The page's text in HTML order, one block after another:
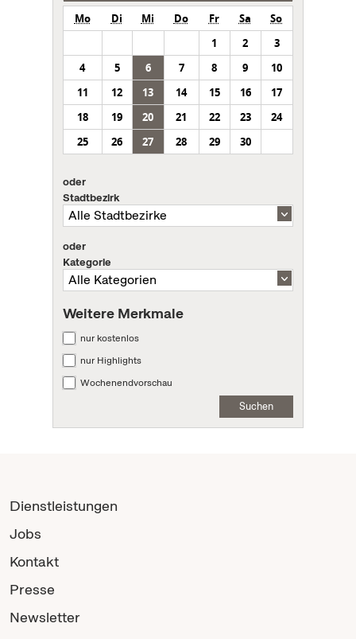
Mo Di Mi Do Fr Sa
So
1
2
3
4
5 6 7 8 9
10
11
12 13 14 15 16
17
18
19 20 21 22 23
24
25
26 27 28 29 30
oder
Stadtbezirk
oder
Kategorie
Weitere Merkmale
nur kostenlos
nur Highlights
Wochenendvorschau
Suchen
Dienstleistungen
Jobs
Kontakt
Presse
Newsletter